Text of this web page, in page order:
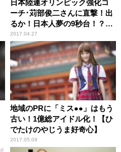
日本陸連オリンピック強化コ
ーチ･苅部俊二さんに直撃！出
るか！日本人夢の9秒台！？
【ひでたけのやじうま好奇
心】
2017.04.27
地域のPRに「ミス●●」はもう
古い！1億総アイドル化！【ひ
でたけのやじうま好奇心】
2017.05.09